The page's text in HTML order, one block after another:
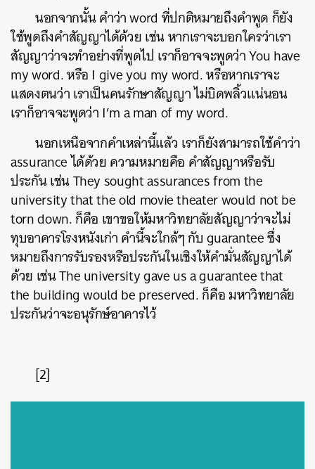
นอกจากนั้น คำว่า word ที่ปกติหมายถึงคำพูด ก็ยัง
ใช้พูดถึงคำสัญญาได้ด้วย เช่น หากเราจะบอกใครว่าเรา
สัญญาว่าจะทำอย่างที่พูดไป เราก็อาจจะพูดว่า You have
my word. หรือ I give you my word. หรือหากเราจะ
แสดงตนว่า เราเป็นคนรักษาสัญญา ไม่บิดพลิ้วแน่นอน
เราก็อาจจะพูดว่า I’m a man of my word.
นอกเหนือจากคำเหล่านี้แล้ว เราก็ยังสามารถใช้คำว่า
assurance ได้ด้วย ความหมายคือ คำสัญญาหรือรับ
ประกัน เช่น They sought assurances from the
university that the old movie theater would not be
torn down. ก็คือ เขาขอให้มหาวิทยาลัยสัญญาว่าจะไม่
ทุบอาคารโรงหนังเก่า คำนี้จะใกล้ๆ กับ guarantee ซึ่ง
หมายถึงการรับรองหรือประกันในเชิงให้คำมั่นสัญญาได้
ด้วย เช่น The university gave us a guarantee that
the building would be preserved. ก็คือ มหาวิทยาลัย
ประกันว่าจะอนุรักษ์อาคารไว้
[2]